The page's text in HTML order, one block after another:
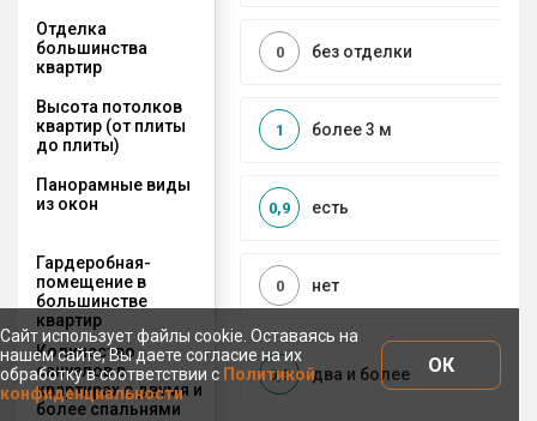
Отделка
большинства
квартир
без отделки
0
Высота потолков
квартир (от плиты
до плиты)
более 3 м
1
Панорамные виды
из окон
есть
0,9
Гардеробная-
помещение в
большинстве
квартир
нет
0
Количество
санузлов в
квартирах с двумя и
более спальнями
два и более
0,3
Сайт использует файлы cookie. Оставаясь на
нашем сайте, Вы даете согласие на их
обработку в соответствии с Политикой
конфиденциальности
ОК